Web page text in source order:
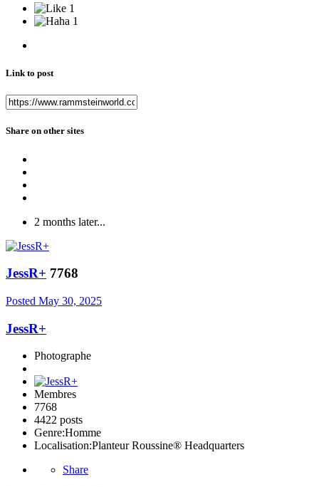
1
1
Link to post
Share on other sites
2 months later...
JessR+ 7768
Posted May 30, 2025
JessR+
Photographe
Membres
7768
4422 posts
Genre:Homme
Localisation:Planteur Roussine® Headquarters
Share